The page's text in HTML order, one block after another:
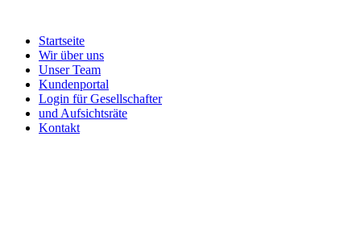
Startseite
Wir über uns
Unser Team
Kundenportal
Login für Gesellschafter
und Aufsichtsräte
Kontakt